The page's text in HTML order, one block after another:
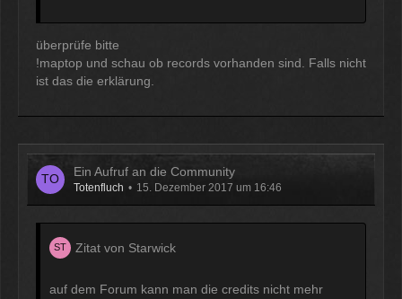
überprüfe bitte
!maptop und schau ob records vorhanden sind. Falls nicht
ist das die erklärung.
Ein Aufruf an die Community
Totenfluch 15. Dezember 2017 um 16:46
Zitat von Starwick
auf dem Forum kann man die credits nicht mehr